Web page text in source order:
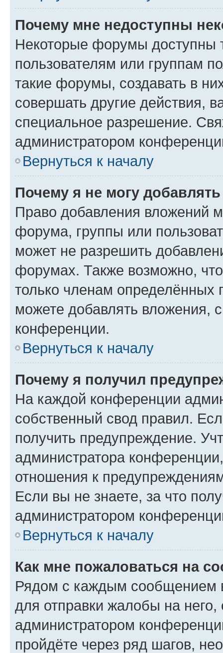
Почему мне недоступны
Некоторые форумы доступны
пользователям или группам
такие форумы, создавать в
совершать другие действия,
специальное разрешение.
администратором
Вернуться к началу
Почему я не могу
Право добавления вложений
форума, группы или
может не разрешить
форумах. Также возможно,
только членам определённых
можете добавлять вложения,
конференции.
Вернуться к началу
Почему я получил
На каждой конференции
собственный свод правил.
получить предупреждение.
администратора
отношения к
Если вы не знаете, за что
администратором
Вернуться к началу
Как мне пожаловаться на
Рядом с каждым сообщением
для отправки жалобы на
администратором
пройдёте через ряд шагов,